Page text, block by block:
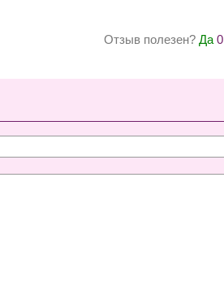
Отзыв полезен?Да0